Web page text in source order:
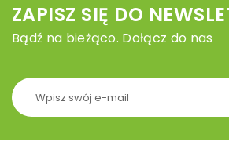
ZAPISZ SIĘ DO
Bądź na bieżąco. Dołącz do nas